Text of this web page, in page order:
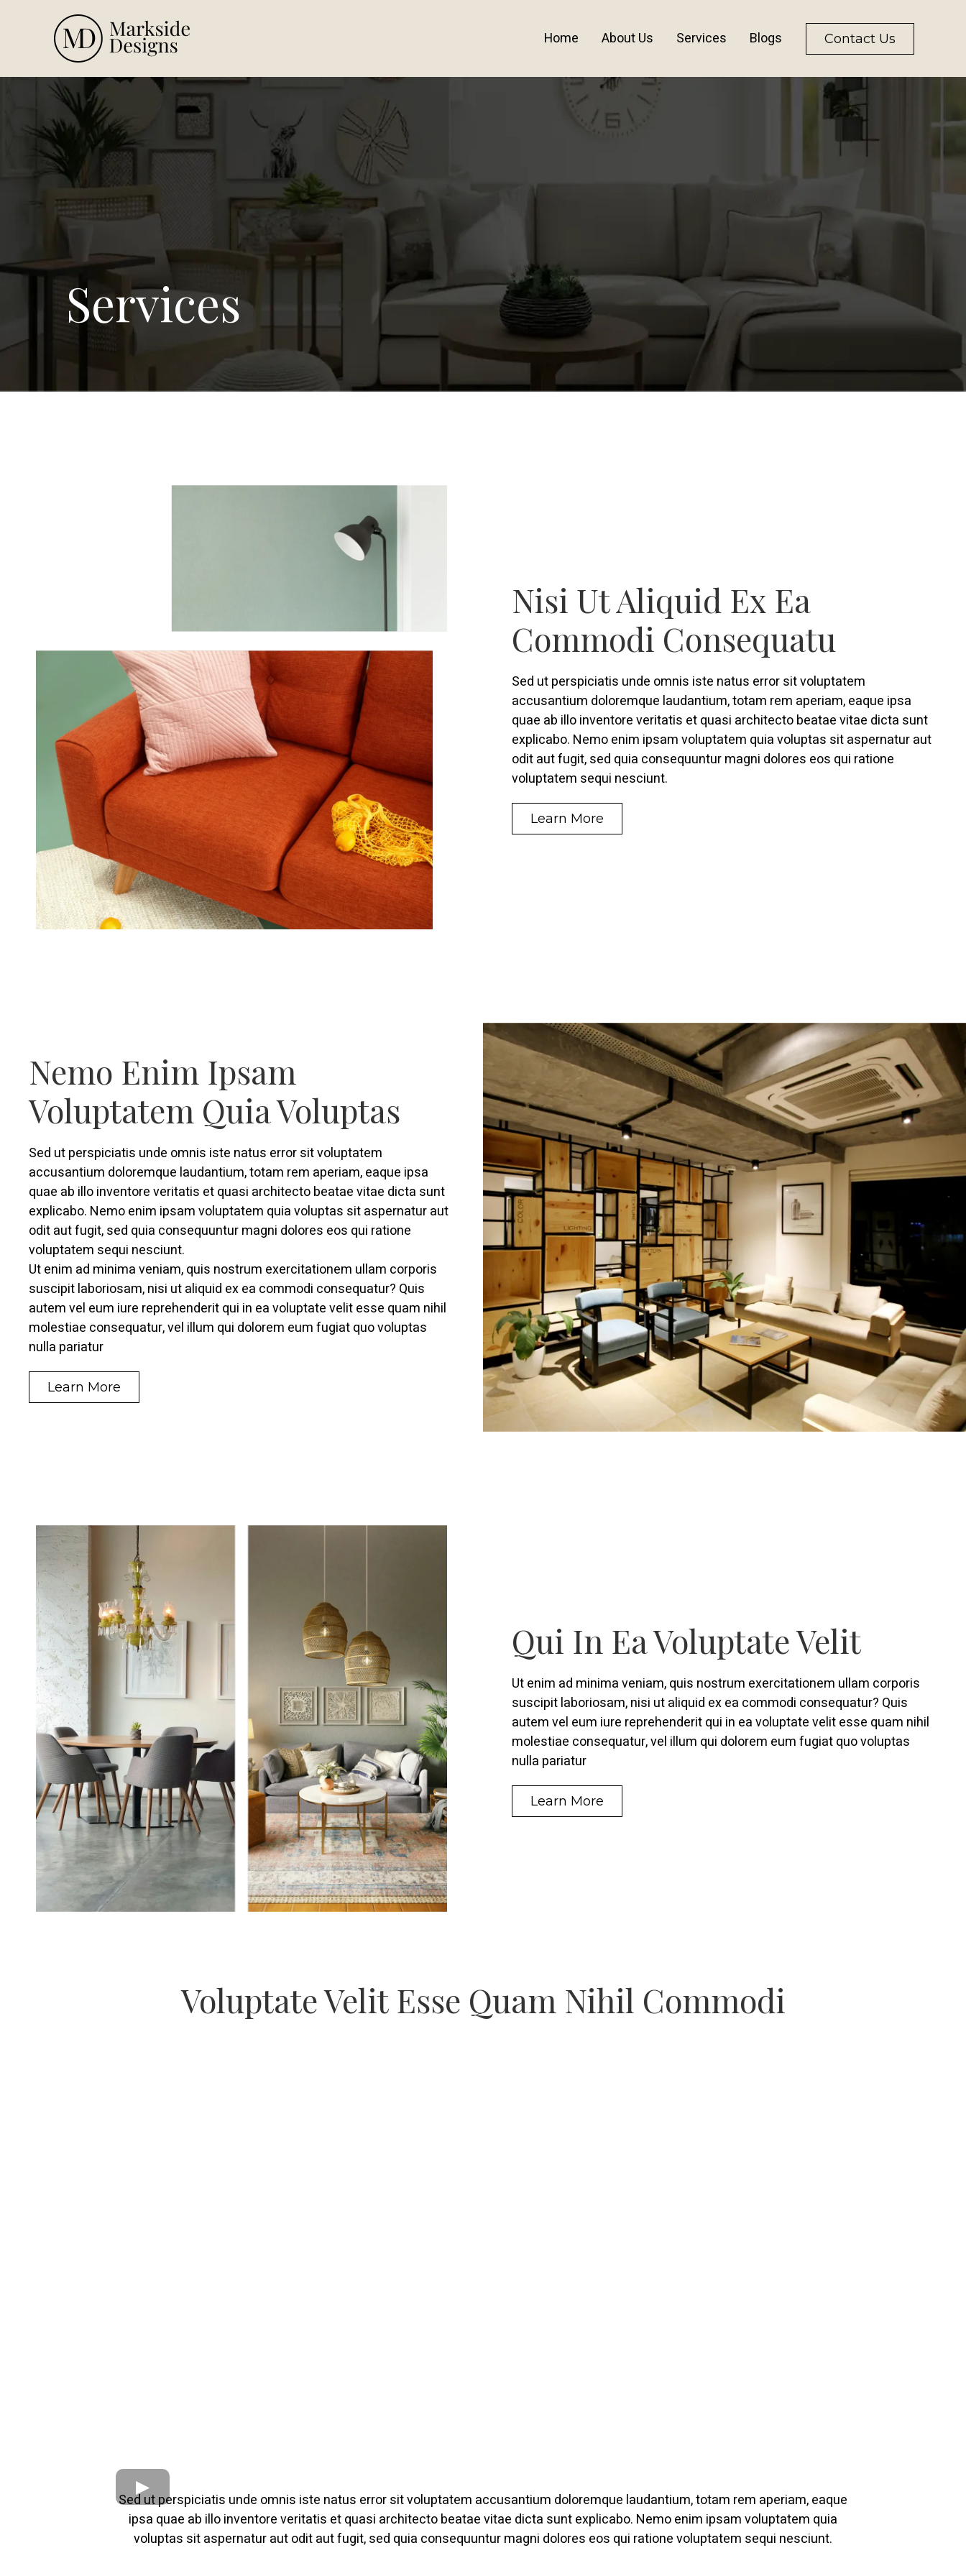
Home About Us Services Blogs Contact Us
Services
Nisi Ut Aliquid Ex Ea
Commodi Consequatu
Sed ut perspiciatis unde omnis iste natus error sit voluptatem
accusantium doloremque laudantium, totam rem aperiam, eaque ipsa
quae ab illo inventore veritatis et quasi architecto beatae vitae dicta sunt
explicabo. Nemo enim ipsam voluptatem quia voluptas sit aspernatur aut
odit aut fugit, sed quia consequuntur magni dolores eos qui ratione
voluptatem sequi nesciunt.
Learn More
Nemo Enim Ipsam
Voluptatem Quia Voluptas
Sed ut perspiciatis unde omnis iste natus error sit voluptatem
accusantium doloremque laudantium, totam rem aperiam, eaque ipsa
quae ab illo inventore veritatis et quasi architecto beatae vitae dicta sunt
explicabo. Nemo enim ipsam voluptatem quia voluptas sit aspernatur aut
odit aut fugit, sed quia consequuntur magni dolores eos qui ratione
voluptatem sequi nesciunt.
Ut enim ad minima veniam, quis nostrum exercitationem ullam corporis
suscipit laboriosam, nisi ut aliquid ex ea commodi consequatur? Quis
autem vel eum iure reprehenderit qui in ea voluptate velit esse quam nihil
molestiae consequatur, vel illum qui dolorem eum fugiat quo voluptas
nulla pariatur
Learn More
Qui In Ea Voluptate Velit
Ut enim ad minima veniam, quis nostrum exercitationem ullam corporis
suscipit laboriosam, nisi ut aliquid ex ea commodi consequatur? Quis
autem vel eum iure reprehenderit qui in ea voluptate velit esse quam nihil
molestiae consequatur, vel illum qui dolorem eum fugiat quo voluptas
nulla pariatur
Learn More
Voluptate Velit Esse Quam Nihil Commodi
Sed ut perspiciatis unde omnis iste natus error sit voluptatem accusantium doloremque laudantium, totam rem aperiam, eaque
ipsa quae ab illo inventore veritatis et quasi architecto beatae vitae dicta sunt explicabo. Nemo enim ipsam voluptatem quia
voluptas sit aspernatur aut odit aut fugit, sed quia consequuntur magni dolores eos qui ratione voluptatem sequi nesciunt.